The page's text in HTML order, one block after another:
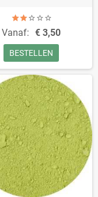
Vanaf: € 3,50
BESTELLEN